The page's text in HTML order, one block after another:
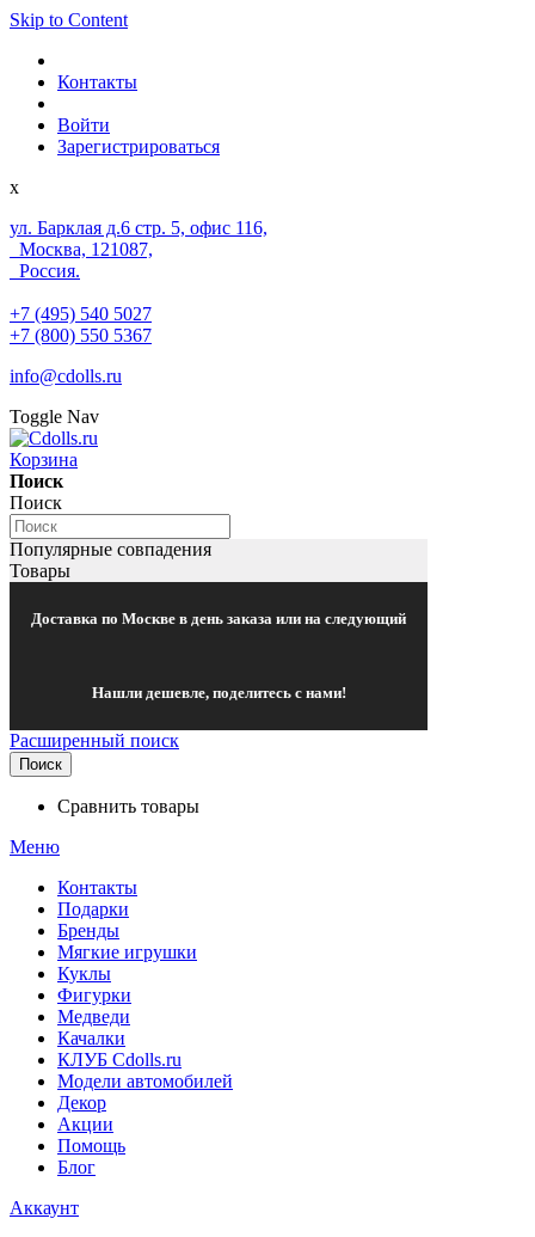
Skip to Content
Контакты
Войти
Зарегистрироваться
x
ул. Барклая д.6 стр. 5, офис 116,
Москва, 121087,
Россия.
+7 (495) 540 5027
+7 (800) 550 5367
info@cdolls.ru
Toggle Nav
Корзина
Поиск
Поиск
Популярные совпадения
Товары
Доставка по Москве в день заказа или на следующий
Нашли дешевле, поделитесь с нами!
Расширенный поиск
Поиск
Сравнить товары
Меню
Контакты
Подарки
Бренды
Мягкие игрушки
Куклы
Фигурки
Медведи
Качалки
КЛУБ Cdolls.ru
Модели автомобилей
Декор
Акции
Помощь
Блог
Аккаунт